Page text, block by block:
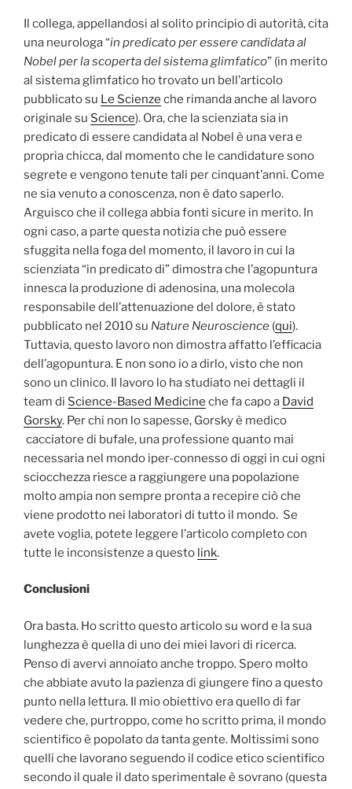
Il collega, appellandosi al solito principio di autorità, cita
una neurologa “in predicato per essere candidata al
Nobel per la scoperta del sistema glimfatico” (in merito
al sistema glimfatico ho trovato un bell’articolo
pubblicato su Le Scienze che rimanda anche al lavoro
originale su Science). Ora, che la scienziata sia in
predicato di essere candidata al Nobel è una vera e
propria chicca, dal momento che le candidature sono
segrete e vengono tenute tali per cinquant’anni. Come
ne sia venuto a conoscenza, non è dato saperlo.
Arguisco che il collega abbia fonti sicure in merito. In
ogni caso, a parte questa notizia che può essere
sfuggita nella foga del momento, il lavoro in cui la
scienziata “in predicato di” dimostra che l’agopuntura
innesca la produzione di adenosina, una molecola
responsabile dell’attenuazione del dolore, è stato
pubblicato nel 2010 su Nature Neuroscience (qui).
Tuttavia, questo lavoro non dimostra affatto l’efficacia
dell’agopuntura. E non sono io a dirlo, visto che non
sono un clinico. Il lavoro lo ha studiato nei dettagli il
team di Science-Based Medicine che fa capo a David
Gorsky. Per chi non lo sapesse, Gorsky è medico
cacciatore di bufale, una professione quanto mai
necessaria nel mondo iper-connesso di oggi in cui ogni
sciocchezza riesce a raggiungere una popolazione
molto ampia non sempre pronta a recepire ciò che
viene prodotto nei laboratori di tutto il mondo. Se
avete voglia, potete leggere l’articolo completo con
tutte le inconsistenze a questo link.
Conclusioni
Ora basta. Ho scritto questo articolo su word e la sua
lunghezza è quella di uno dei miei lavori di ricerca.
Penso di avervi annoiato anche troppo. Spero molto
che abbiate avuto la pazienza di giungere fino a questo
punto nella lettura. Il mio obiettivo era quello di far
vedere che, purtroppo, come ho scritto prima, il mondo
scientifico è popolato da tanta gente. Moltissimi sono
quelli che lavorano seguendo il codice etico scientifico
secondo il quale il dato sperimentale è sovrano (questa